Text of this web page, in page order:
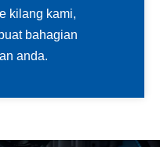
kilang kami,
bahagian
anda.